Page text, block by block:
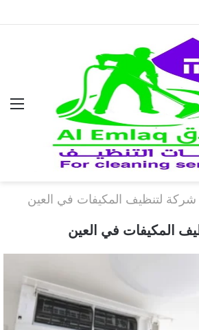
لتنظيف المكيفات في العين
المكيفات في العين